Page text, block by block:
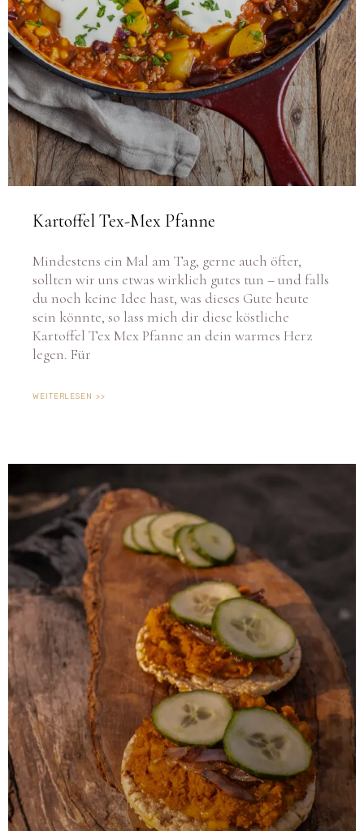
Kartoffel Tex-Mex Pfanne
Mindestens ein Mal am Tag, gerne auch öfter,
sollten wir uns etwas wirklich gutes tun – und falls
du noch keine Idee hast, was dieses Gute heute
sein könnte, so lass mich dir diese köstliche
Kartoffel Tex Mex Pfanne an dein warmes Herz
legen. Für
WEITERLESEN >>